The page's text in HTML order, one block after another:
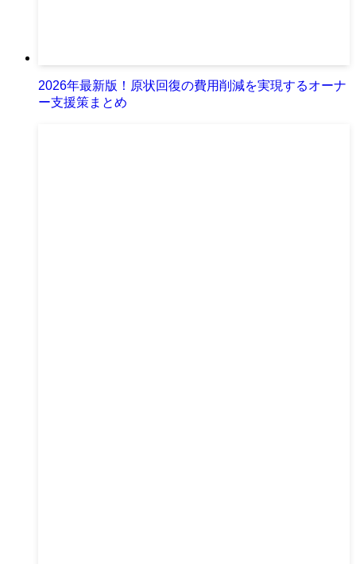
2026年最新版！原状回復の費用削減を実現するオーナ
ー支援策まとめ